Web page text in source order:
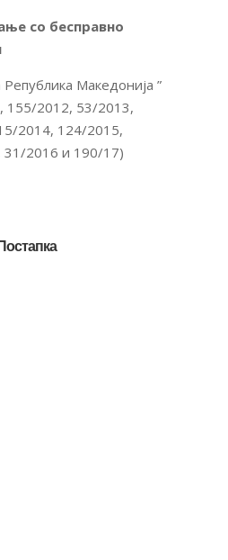
со бесправно
Македонија ”
155/2012, 53/2013,
2014, 124/2015,
2016 и 190/17)